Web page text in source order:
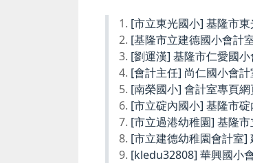
[市立東光國小] 基隆市
[基隆市立建德國小會計
[劉運漢] 基隆市仁愛國
[會計主任] 尚仁國小會計
[南榮國小] 會計室專頁網
[市立碇內國小] 基隆市
[市立過港幼稚園] 基隆
[市立建德幼稚園會計室]
[kledu32808] 華興國小